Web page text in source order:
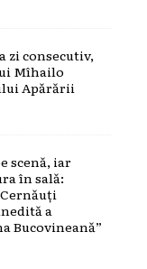
zi consecutiv,
Mîhailo
Apărării
scenă, iar
în sală:
a
Bucovineană”